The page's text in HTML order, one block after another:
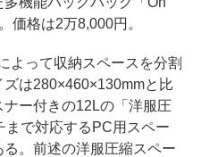
価格は2万8,000円。
って収納スペースを分割
は280×460×130mmと比
ー付きの12Lの「洋服圧
で対応するPC用スペー
。前述の洋服圧縮スペー